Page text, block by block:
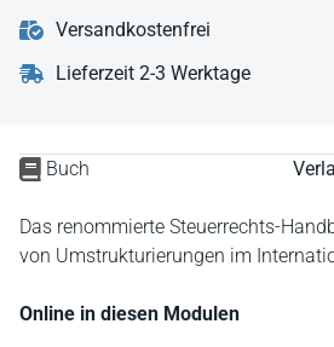
Buch
Das renommierte Steuerrechts-
von Umstrukturierungen im
Online in diesen Modulen
Versandkostenfrei
Lieferzeit 2-3 Werktage